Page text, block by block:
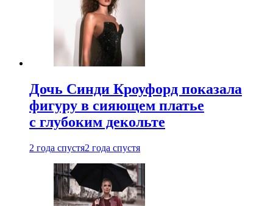
Дочь Синди Кроуфорд показала
фигуру в сияющем платье
с глубоким декольте
2 года спустя2 года спустя